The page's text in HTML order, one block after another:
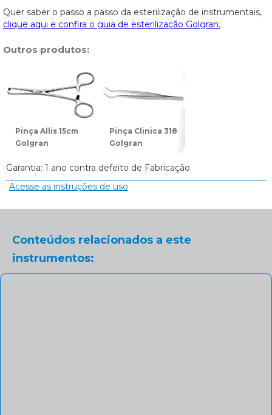
Quer saber o passo a passo da esterilização de instrumentais,
clique aqui e confira o guia de esterilização Golgran.
Outros produtos:
Pinça Allis 15cm
Golgran
Pinça Clinica 318
Golgran
Garantia: 1 ano contra defeito de Fabricação.
Acesse as instruções de uso
Conteúdos relacionados a este
instrumentos: